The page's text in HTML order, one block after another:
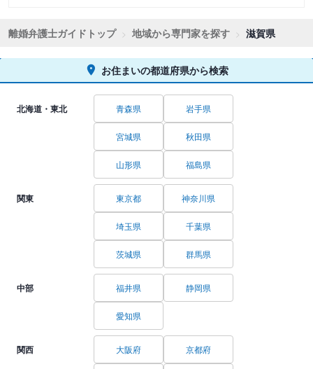
離婚弁護士ガイドトップ 地域から専門家を探す 滋賀県
お住まいの都道府県から検索
北海道・東北 青森県 岩手県
宮城県 秋田県
山形県 福島県
関東 東京都 神奈川県
埼玉県 千葉県
茨城県 群馬県
中部 福井県 静岡県
愛知県
関西 大阪府 京都府